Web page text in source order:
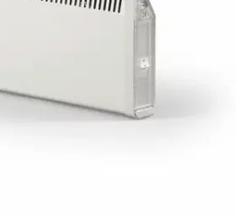
200 mm, pinta 80 mm seinästä.
termostaatin maksimikuorma